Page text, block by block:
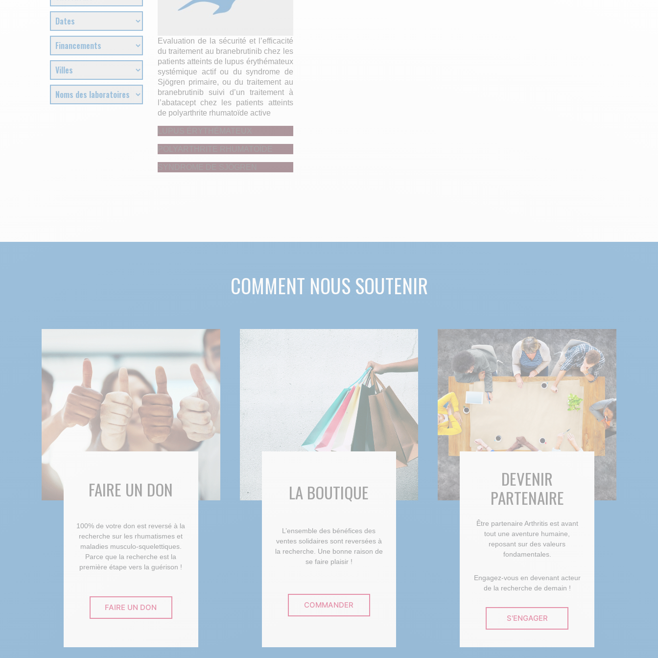
Evaluation de la sécurité et l’efficacité
du traitement au branebrutinib chez les
patients atteints de lupus érythémateux
systémique actif ou du syndrome de
Sjögren primaire, ou du traitement au
branebrutinib suivi d’un traitement à
l’abatacept chez les patients atteints
de polyarthrite rhumatoïde active
COMMENT NOUS SOUTENIR
FAIRE UN DON
100% de votre don est reversé à la
recherche sur les rhumatismes et
maladies musculo-squelettiques.
Parce que la recherche est la
première étape vers la guérison !
FAIRE UN DON
LA BOUTIQUE
L’ensemble des bénéfices des
ventes solidaires sont reversées à
la recherche. Une bonne raison de
se faire plaisir !
COMMANDER
DEVENIR
PARTENAIRE
Être partenaire Arthritis est avant
tout une aventure humaine,
reposant sur des valeurs
fondamentales.
Engagez-vous en devenant acteur
de la recherche de demain !
S'ENGAGER